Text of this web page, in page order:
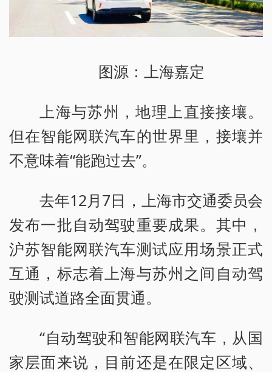
图源：上海嘉定
上海与苏州，地理上直接接壤。
但在智能网联汽车的世界里，接壤并
不意味着“能跑过去”。
去年12月7日，上海市交通委员会
发布一批自动驾驶重要成果。其中，
沪苏智能网联汽车测试应用场景正式
互通，标志着上海与苏州之间自动驾
驶测试道路全面贯通。
“自动驾驶和智能网联汽车，从国
家层面来说，目前还是在限定区域、